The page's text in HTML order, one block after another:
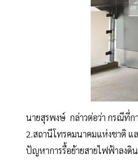
นายสุรพงษ์ กล่าวต่อว่า กรณีที่ก
2.สถานีโทรคมนาคมแห่งชาติ
ปัญหาการรื้อย้ายสายไฟฟ้าลงดิ